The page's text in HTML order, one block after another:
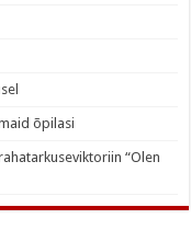
õpilasi
“Olen